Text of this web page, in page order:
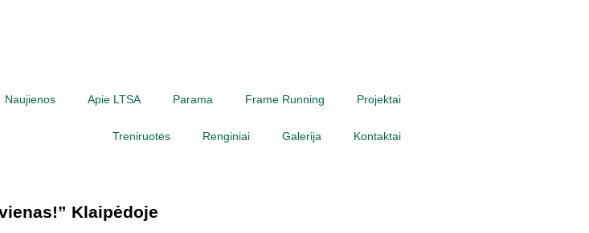
Naujienos Apie LTSA Parama Frame Running Projektai
Treniruotės Renginiai Galerija Kontaktai
Klaipėdoje